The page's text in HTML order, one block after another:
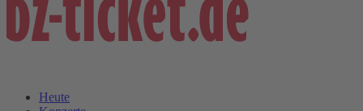
Heute